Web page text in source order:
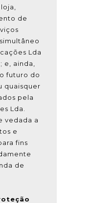
de
Lda
e, ainda,
futuro do
quaisquer
pela
Lda.
vedada a
e
fins
de